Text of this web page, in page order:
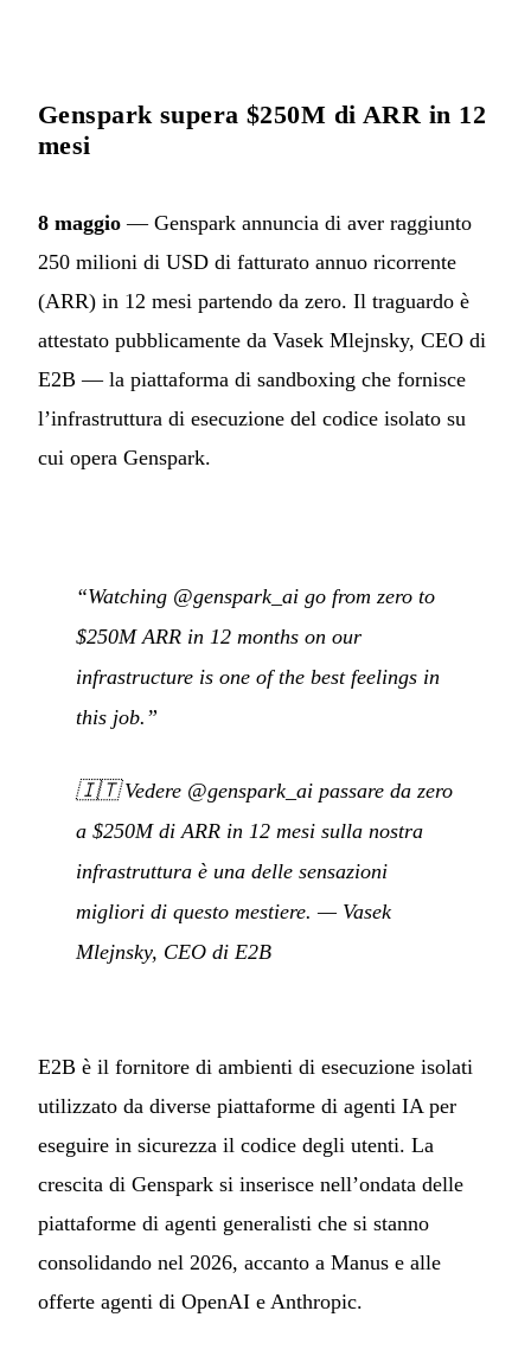
Genspark supera $250M di ARR in 12
mesi
8 maggio — Genspark annuncia di aver raggiunto
250 milioni di USD di fatturato annuo ricorrente
(ARR) in 12 mesi partendo da zero. Il traguardo è
attestato pubblicamente da Vasek Mlejnsky, CEO di
E2B — la piattaforma di sandboxing che fornisce
l’infrastruttura di esecuzione del codice isolato su
cui opera Genspark.
“Watching @genspark_ai go from zero to
$250M ARR in 12 months on our
infrastructure is one of the best feelings in
this job.”
🇮🇹Vedere @genspark_ai passare da zero
a $250M di ARR in 12 mesi sulla nostra
infrastruttura è una delle sensazioni
migliori di questo mestiere. — Vasek
Mlejnsky, CEO di E2B
E2B è il fornitore di ambienti di esecuzione isolati
utilizzato da diverse piattaforme di agenti IA per
eseguire in sicurezza il codice degli utenti. La
crescita di Genspark si inserisce nell’ondata delle
piattaforme di agenti generalisti che si stanno
consolidando nel 2026, accanto a Manus e alle
offerte agenti di OpenAI e Anthropic.